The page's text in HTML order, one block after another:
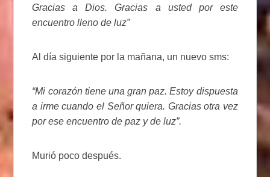
Gracias a Dios. Gracias a usted por este
encuentro lleno de luz”
Al día siguiente por la mañana, un nuevo sms:
“Mi corazón tiene una gran paz. Estoy dispuesta
a irme cuando el Señor quiera. Gracias otra vez
por ese encuentro de paz y de luz”.
Murió poco después.